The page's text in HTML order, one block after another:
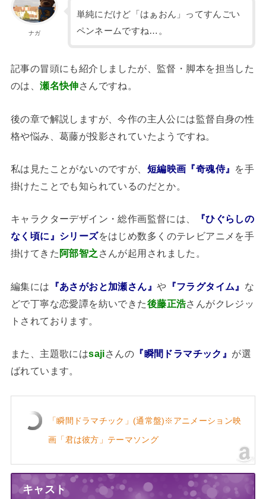
ナガ
単純にだけど「はぁおん」ってすんごい
ペンネームですね…。
記事の冒頭にも紹介しましたが、監督・脚本を担当した
のは、瀬名快伸さんですね。
後の章で解説しますが、今作の主人公には監督自身の性
格や悩み、葛藤が投影されていたようですね。
私は見たことがないのですが、 短編映画『奇魂侍』 を手
掛けたことでも知られているのだとか。
キャラクターデザイン・総作画監督には、
『ひぐらしの
なく頃に』シリーズをはじめ数多くのテレビアニメを手
掛けてきた 阿部智之 さんが起用されました。
編集には 『あさがおと加瀬さん』や 『フラグタイム』 な
どで丁寧な恋愛譚を紡いできた後藤正浩さんがクレジッ
トされております。
また、主題歌にはsajiさんの 『瞬間ドラマチック』 が選
ばれています。
「瞬間ドラマチック」(通常盤)※アニメーション映
画「君は彼方」テーマソング
キャスト